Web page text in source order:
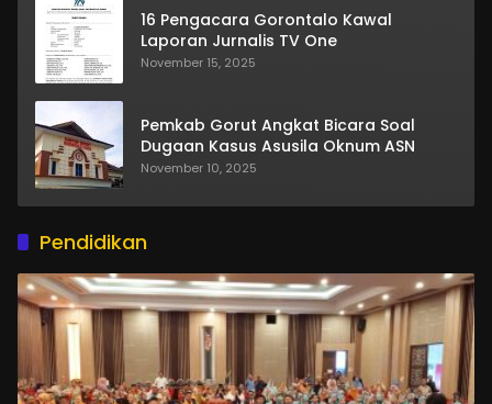
16 Pengacara Gorontalo Kawal
Laporan Jurnalis TV One
November 15, 2025
Pemkab Gorut Angkat Bicara Soal
Dugaan Kasus Asusila Oknum ASN
November 10, 2025
Pendidikan